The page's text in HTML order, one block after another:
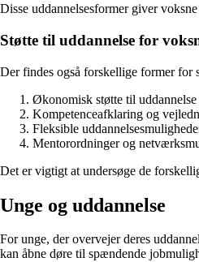
Disse uddannelsesformer giver
Støtte til uddannelse for
Der findes også forskellige former for
Økonomisk støtte til uddannelse
Kompetenceafklaring og
Fleksible
Mentorordninger og
Det er vigtigt at undersøge de
Unge og uddannelse
For unge, der overvejer deres
kan åbne døre til spændende